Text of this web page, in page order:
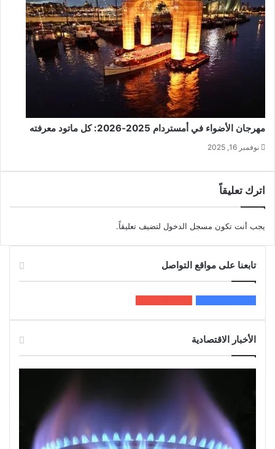
مهرجان الأضواء في أمستردام 2025‑2026: كل ماتود معرفته
نوفمبر 16, 2025
اترك تعليقاً
يجب أنت تكون مسجل الدخول لتضيف تعليقاً.
تابعنا على مواقع التواصل
الأخبار الاقتصادية